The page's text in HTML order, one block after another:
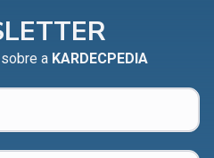
a KARDECPEDIA